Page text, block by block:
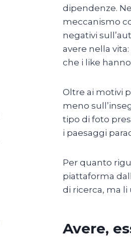
dipendenze.
meccanismo
negativi
avere nella
che i like
Oltre ai motivi
meno
tipo di foto
i paesaggi
Per quanto
piattaforma
di ricerca, ma
Avere,